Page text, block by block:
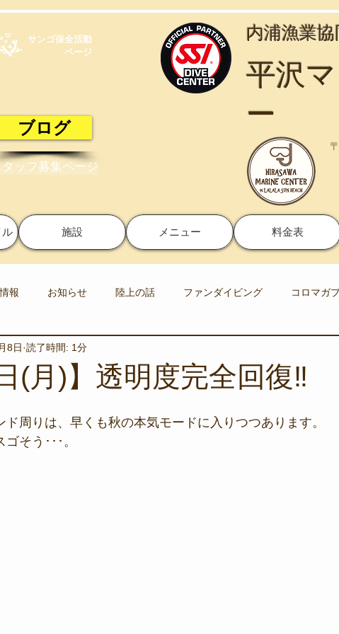
サンゴ保全活動​
ページ
ブログ
タッフ募集ページ
内浦漁業
平沢
ー
ル 施設 メニュー 料金表
報 お知らせ 陸上の話 ファンダイビング コロマガ
環境保全 ワカメの養殖
ク
(月)】透明度完全回復‼︎
8日 読了時間: 1分
ド周りは、早くも秋の本気モードに入りつつあります。
そう･･･。